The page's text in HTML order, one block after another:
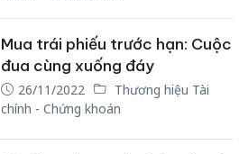
Mua trái phiếu trước hạn: Cuộc
đua cùng xuống đáy
26/11/2022
Thương hiệu Tài
chính - Chứng khoán